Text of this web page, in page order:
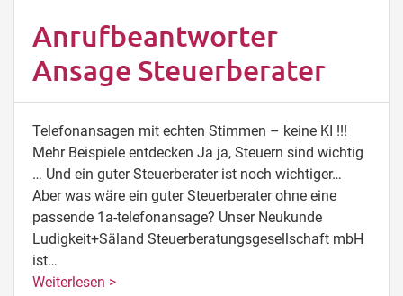
Anrufbeantworter
Ansage Steuerberater
Telefonansagen mit echten Stimmen – keine KI !!!
Mehr Beispiele entdecken Ja ja, Steuern sind wichtig
… Und ein guter Steuerberater ist noch wichtiger…
Aber was wäre ein guter Steuerberater ohne eine
passende 1a-telefonansage? Unser Neukunde
Ludigkeit+Säland Steuerberatungsgesellschaft mbH
ist…
Weiterlesen >